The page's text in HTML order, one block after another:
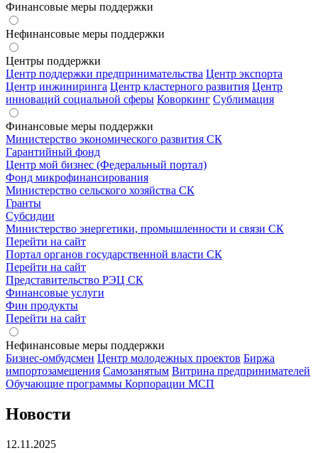
Финансовые меры поддержки
Нефинансовые меры поддержки
Центры поддержки
Центр поддержки предпринимательства Центр экспорта
Центр инжиниринга Центр кластерного развития Центр
инноваций социальной сферы Коворкинг Сублимация
Финансовые меры поддержки
Министерство экономического развития СК
Гарантийный фонд
Центр мой бизнес (Федеральный портал)
Фонд микрофинансирования
Министерство сельского хозяйства СК
Гранты
Субсидии
Министерство энергетики, промышленности и связи СК
Перейти на сайт
Портал органов государственной власти СК
Перейти на сайт
Представительство РЭЦ СК
Финансовые услуги
Фин продукты
Перейти на сайт
Нефинансовые меры поддержки
Бизнес-омбудсмен Центр молодежных проектов Биржа
импортозамещения Cамозанятым Витрина предпринимателей
Обучающие программы Корпорации МСП
Новости
12.11.2025